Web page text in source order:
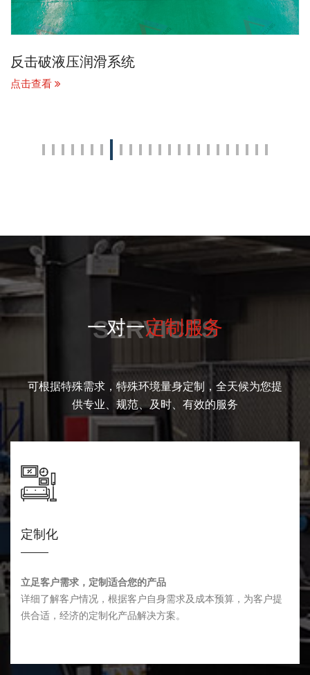
反击破液压润滑系统
点击查看
SERVICES
一对一定制服务
可根据特殊需求，特殊环境量身定制，全天候为您提
供专业、规范、及时、有效的服务
定制化
立足客户需求，定制适合您的产品
详细了解客户情况，根据客户自身需求及成本预算，为客户提
供合适，经济的定制化产品解决方案。